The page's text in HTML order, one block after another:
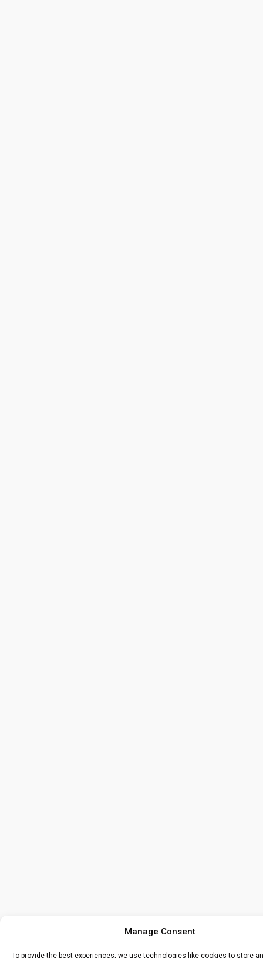
Manage Consent
To provide the best experiences, we use technologies like cookies to store